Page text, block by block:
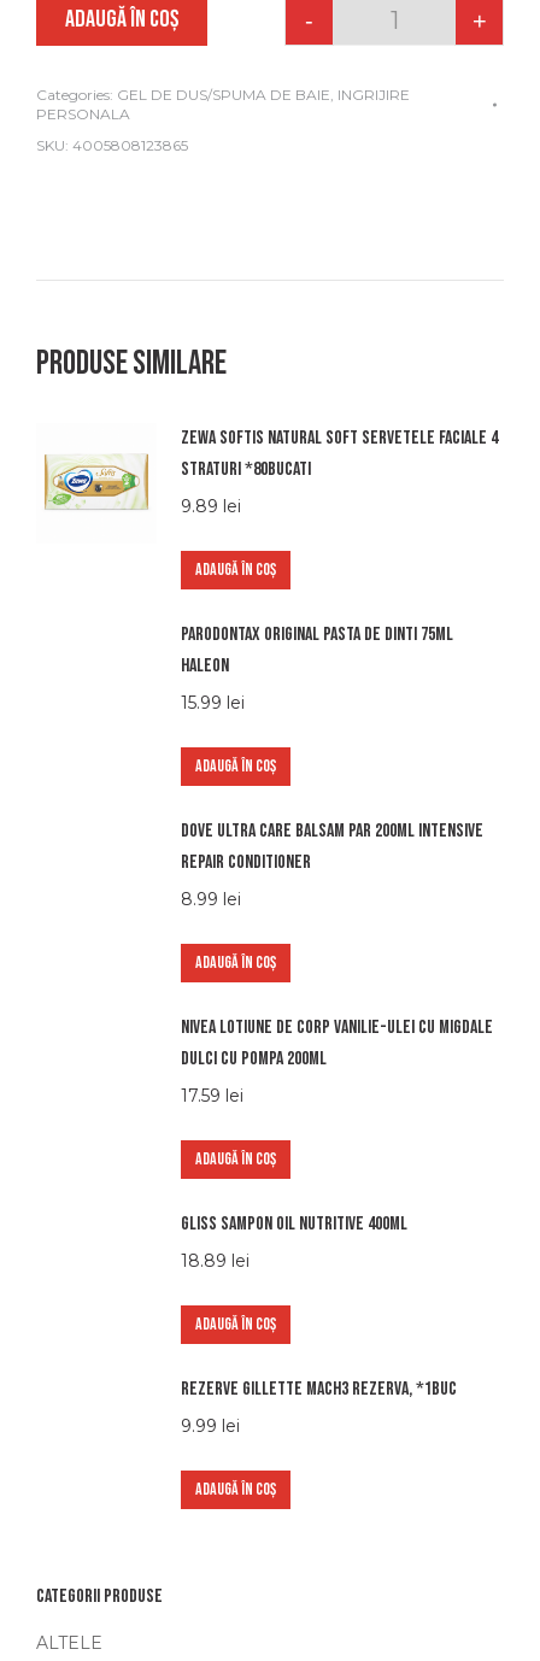
Quantity
- +
ADAUGĂ ÎN COȘ
Categories: GEL DE DUS/SPUMA DE BAIE, INGRIJIRE
PERSONALA
SKU: 4005808123865
Produse similare
Zewa softis natural soft servetele faciale 4
straturi *80bucati
9.89 lei
ADAUGĂ ÎN COȘ
Parodontax original pasta de dinti 75ml
haleon
15.99 lei
ADAUGĂ ÎN COȘ
Dove ultra care balsam par 200ml intensive
repair conditioner
8.99 lei
ADAUGĂ ÎN COȘ
Nivea lotiune de corp vanilie-ulei cu migdale
dulci cu pompa 200ml
17.59 lei
ADAUGĂ ÎN COȘ
Gliss Sampon Oil Nutritive 400ml
18.89 lei
ADAUGĂ ÎN COȘ
Rezerve Gillette Mach3 Rezerva, *1buc
9.99 lei
ADAUGĂ ÎN COȘ
Categorii produse
ALTELE